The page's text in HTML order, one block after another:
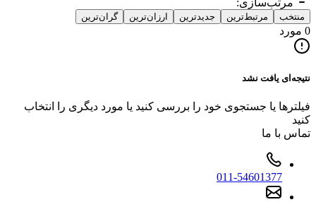
منتخب مرتبط‌ترین جدیدترین ارزان‌ترین گران‌ترین
0 مورد
نتیجه‌ای یافت نشد
فیلترها یا جستجوی خود را بررسی کنید یا مورد دیگری را انتخاب
کنید
تماس با ما
011-54601377